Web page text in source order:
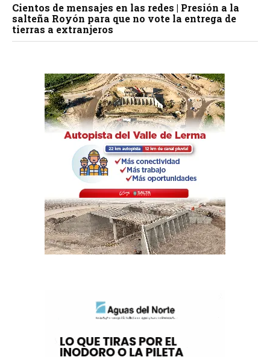
Cientos de mensajes en las redes | Presión a la
salteña Royón para que no vote la entrega de
tierras a extranjeros